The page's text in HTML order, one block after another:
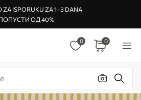
ZA ISPORUKU ZA 1–3 DANA
ОД 40%
0 0